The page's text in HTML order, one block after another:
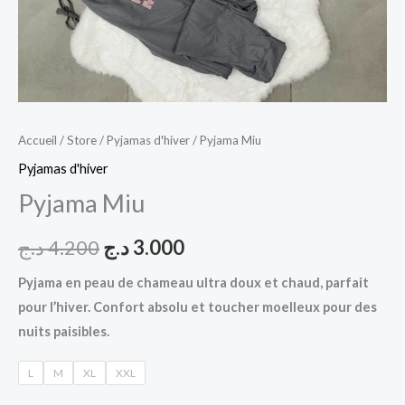
Accueil /Store/Pyjamas d'hiver/ Pyjama Miu
Pyjamas d'hiver
Pyjama Miu
4.200د.ج 3.000د.ج
Pyjama en peau de chameau ultra doux et chaud, parfait
pour l’hiver. Confort absolu et toucher moelleux pour des
nuits paisibles.
L M XL XXL